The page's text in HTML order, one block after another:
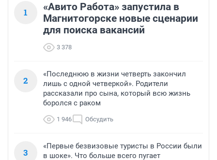
1
«Авито Работа» запустила в
Магнитогорске новые сценарии
для поиска вакансий
3 378
2
«Последнюю в жизни четверть закончил
лишь с одной четверкой». Родители
рассказали про сына, который всю жизнь
боролся с раком
1 946 Обсудить
3
«Первые безвизовые туристы в России были
в шоке». Что больше всего пугает